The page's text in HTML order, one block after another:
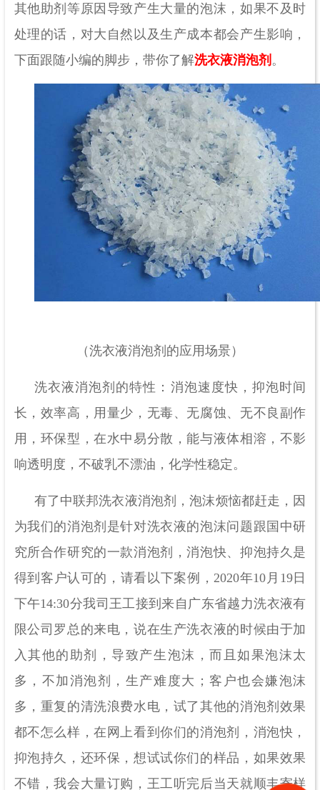
其他助剂等原因导致产生大量的泡沫，如果不及时
处理的话，对大自然以及生产成本都会产生影响，
下面跟随小编的脚步，带你了解洗衣液消泡剂 。
（洗衣液消泡剂的应用场景）
洗衣液消泡剂的特性：消泡速度快，抑泡时间
长，效率高，用量少，无毒、无腐蚀、无不良副作
用，环保型，在水中易分散，能与液体相溶，不影
响透明度，不破乳不漂油，化学性稳定。
有了中联邦洗衣液消泡剂，泡沫烦恼都赶走，因
为我们的消泡剂是针对洗衣液的泡沫问题跟国中研
究所合作研究的一款消泡剂，消泡快、抑泡持久是
得到客户认可的，请看以下案例， 2020年10月19日
下午14:30分我司王工接到来自广东省越力洗衣液有
限公司罗总的来电，说在生产洗衣液的时候由于加
入其他的助剂，导致产生泡沫，而且如果泡沫太
多，不加消泡剂，生产难度大；客户也会嫌泡沫
多，重复的清洗浪费水电，试了其他的消泡剂效果
都不怎么样，在网上看到你们的消泡剂，消泡快，
抑泡持久，还环保，想试试你们的样品，如果效果
不错，我会大量订购，王工听完后当天就顺丰寄样